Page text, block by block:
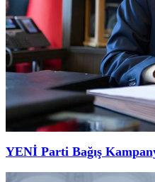
YENİ Parti Bağış